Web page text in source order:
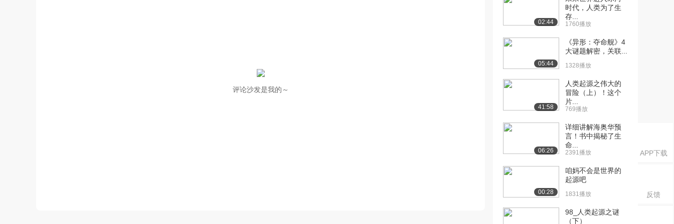
APP下载
反馈
评论沙发是我的～
02:44
时代，人类为了生
存...
1760播放
05:44
《异形：夺命舰》4
大谜题解密，关联...
1328播放
41:58
人类起源之伟大的
冒险（上）！这个
片...
769播放
06:26
详细讲解海奥华预
言！书中揭秘了生
命...
2391播放
00:28
咱妈不会是世界的
起源吧
1831播放
98_人类起源之谜
（下）